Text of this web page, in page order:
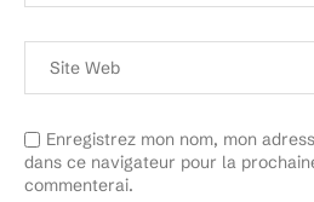
Enregistrez mon nom, mon
dans ce navigateur pour la
commenterai.